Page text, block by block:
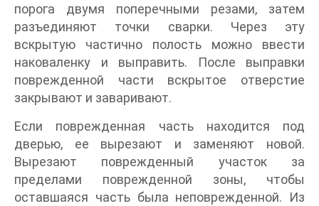
порога двумя поперечными резами, затем
разъединяют точки сварки. Через эту
вскрытую частично полость можно ввести
наковаленку и выправить. После выправки
поврежденной части вскрытое отверстие
закрывают и заваривают.
Если поврежденная часть находится под
дверью, ее вырезают и заменяют новой.
Вырезают поврежденный участок за
пределами поврежденной зоны, чтобы
оставшаяся часть была неповрежденной. Из